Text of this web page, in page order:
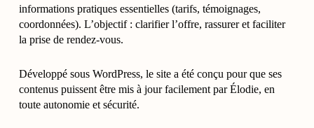
informations pratiques essentielles (tarifs, témoignages,
coordonnées). L’objectif : clarifier l’offre, rassurer et faciliter
la prise de rendez-vous.
Développé sous WordPress, le site a été conçu pour que ses
contenus puissent être mis à jour facilement par Élodie, en
toute autonomie et sécurité.